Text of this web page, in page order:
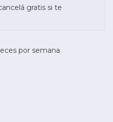
gratis si te
por semana